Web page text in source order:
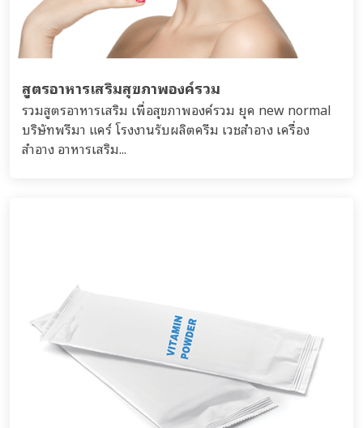
สูตรอาหารเสริมสุขภาพองค์รวม
รวมสูตรอาหารเสริม เพื่อสุขภาพองค์รวม ยุค new normal
บริษัทพรีมา แคร์ โรงงานรับผลิตครีม เวชสำอาง เครื่อง
สำอาง อาหารเสริม...